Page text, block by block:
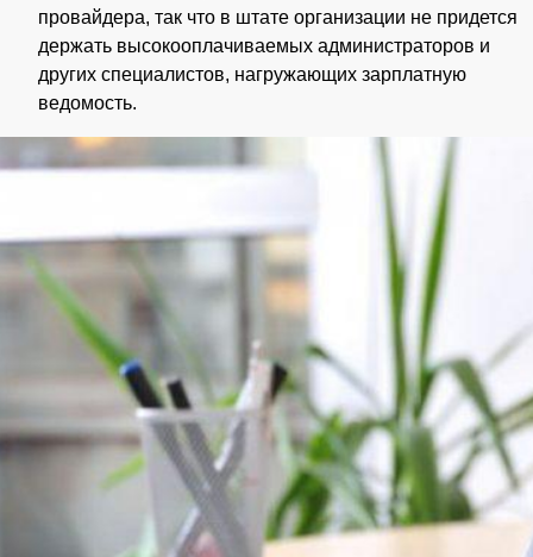
провайдера, так что в штате организации не придется
держать высокооплачиваемых администраторов и
других специалистов, нагружающих зарплатную
ведомость.